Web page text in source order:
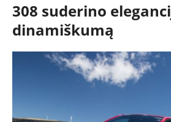
308 suderino
dinamiškumą